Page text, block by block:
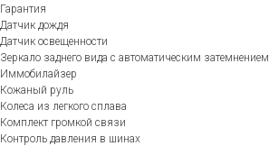
Гарантия
Датчик дождя
Датчик освещенности
Зеркало заднего вида с автоматическим затемнением
Иммобилайзер
Кожаный руль
Колеса из легкого сплава
Комплект громкой связи
Контроль давления в шинах